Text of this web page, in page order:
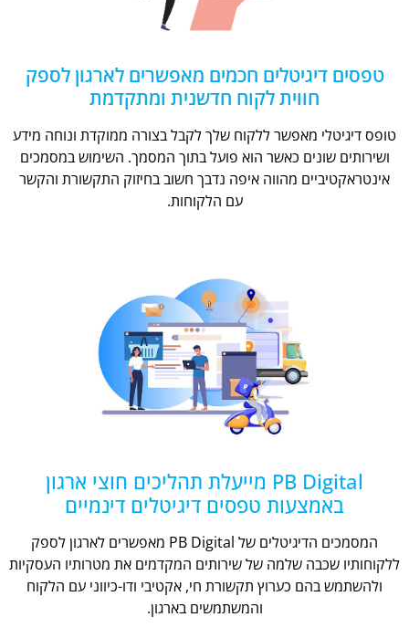
טפסים דיגיטלים חכמים מאפשרים לארגון לספק
חווית לקוח חדשנית ומתקדמת
טופס דיגיטלי מאפשר ללקוח שלך לקבל בצורה ממוקדת ונוחה מידע
ושירותים שונים כאשר הוא פועל בתוך המסמך. השימוש במסמכים
אינטראקטיביים מהווה איפה נדבך חשוב בחיזוק התקשורת והקשר
עם הלקוחות.
PB Digital מייעלת תהליכים חוצי ארגון
באמצעות טפסים דיגיטלים דינמיים
המסמכים הדיגיטלים של PB Digital מאפשרים לארגון לספק
ללקוחותיו שכבה שלמה של שירותים המקדמים את מטרותיו העסקיות
ולהשתמש בהם כערוץ תקשורת חי, אקטיבי ודו-כיווני עם הלקוח
והמשתמשים בארגון.